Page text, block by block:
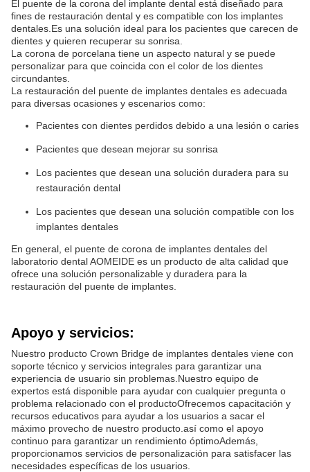
El puente de la corona del implante dental está diseñado para
fines de restauración dental y es compatible con los implantes
dentales.Es una solución ideal para los pacientes que carecen de
dientes y quieren recuperar su sonrisa.
La corona de porcelana tiene un aspecto natural y se puede
personalizar para que coincida con el color de los dientes
circundantes.
La restauración del puente de implantes dentales es adecuada
para diversas ocasiones y escenarios como:
Pacientes con dientes perdidos debido a una lesión o caries
Pacientes que desean mejorar su sonrisa
Los pacientes que desean una solución duradera para su
restauración dental
Los pacientes que desean una solución compatible con los
implantes dentales
En general, el puente de corona de implantes dentales del
laboratorio dental AOMEIDE es un producto de alta calidad que
ofrece una solución personalizable y duradera para la
restauración del puente de implantes.
Apoyo y servicios:
Nuestro producto Crown Bridge de implantes dentales viene con
soporte técnico y servicios integrales para garantizar una
experiencia de usuario sin problemas.Nuestro equipo de
expertos está disponible para ayudar con cualquier pregunta o
problema relacionado con el productoOfrecemos capacitación y
recursos educativos para ayudar a los usuarios a sacar el
máximo provecho de nuestro producto.así como el apoyo
continuo para garantizar un rendimiento óptimoAdemás,
proporcionamos servicios de personalización para satisfacer las
necesidades específicas de los usuarios.